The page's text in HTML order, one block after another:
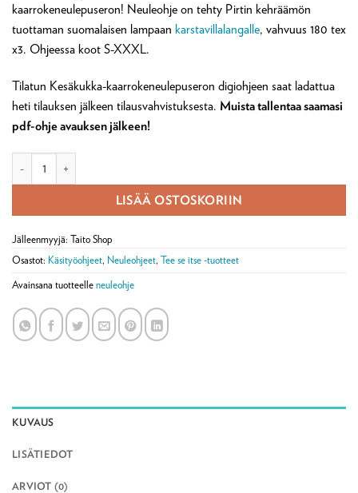
kaarrokeneulepuseron! Neuleohje on tehty Pirtin kehräämön
tuottaman suomalaisen lampaan karstavillalangalle, vahvuus 180 tex
x3. Ohjeessa koot S-XXXL.
Tilatun Kesäkukka-kaarrokeneulepuseron digiohjeen saat ladattua
heti tilauksen jälkeen tilausvahvistuksesta. Muista tallentaa saamasi
pdf-ohje avauksen jälkeen!
LISÄÄ OSTOSKORIIN
Jälleenmyyjä: Taito Shop
Osastot: Käsityöohjeet, Neuleohjeet, Tee se itse -tuotteet
Avainsana tuotteelle neuleohje
KUVAUS
LISÄTIEDOT
ARVIOT (0)